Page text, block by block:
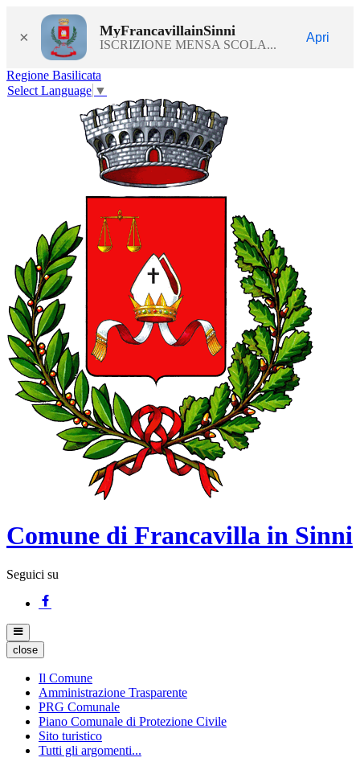
× MyFrancavillainSinni
ISCRIZIONE MENSA SCOLA...
Apri
Regione Basilicata
Select Language ▼
Comune di Francavilla in Sinni
Seguici su
close
Il Comune
Amministrazione Trasparente
PRG Comunale
Piano Comunale di Protezione Civile
Sito turistico
Tutti gli argomenti...